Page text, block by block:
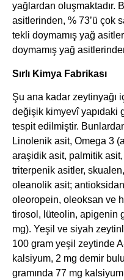
yağlardan oluşmaktadır.
asitlerinden, % 73’ü çok
tekli doymamış yağ
doymamış yağ
Sırlı Kimya Fabrikası
Şu ana kadar zeytinyağı
değişik kimyevî yapıdaki
tespit edilmiştir.
Linolenik asit, Omega 3
araşidik asit, palmitik
triterpenik asitler,
oleanolik asit;
oleoropein, oleoksan ve
tirosol, lüteolin, apigenin
mg). Yeşil ve siyah
100 gram yeşil zeytinde
kalsiyum, 2 mg demir
gramında 77 mg